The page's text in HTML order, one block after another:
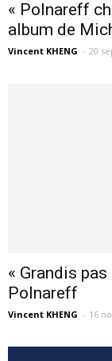
« Polnareff
album de
Vincent KHENG - 20
« Grandis
Polnareff
Vincent KHENG - 16